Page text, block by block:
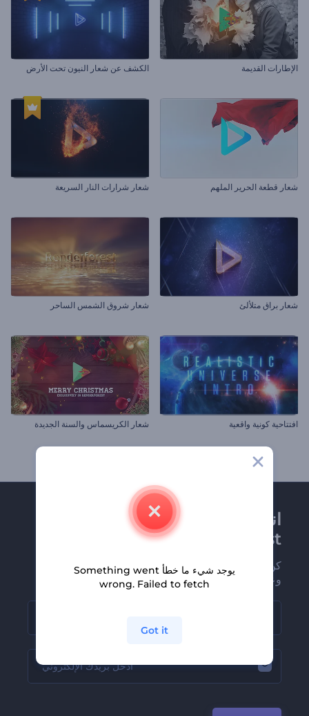
الإطارات القديمة الكشف عن شعار النيون تحت الأرض
شعار قطعة الحرير الملهم شعار شرارات النار السريعة
شعار براق متلألئ شعار شروق الشمس الساحر
افتتاحية كونية واقعية شعار الكريسماس والسنة الجديدة
انضم إلى نشرة
Renderforest الإخبارية
كن من بين أوائل من يستلمون أحدث أخبارنا
وعروضنا
يوجد شيء ما خطأ Something went
wrong. Failed to fetch
Got it